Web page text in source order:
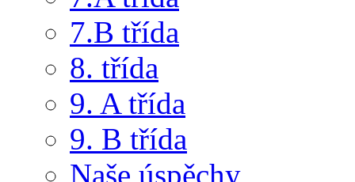
7.B třída
8. třída
9. A třída
9. B třída
Naše úspěchy